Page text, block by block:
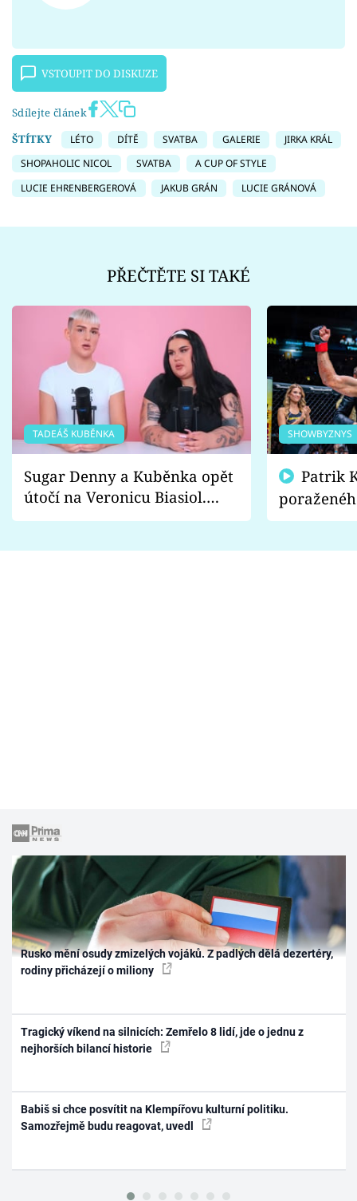
VSTOUPIT DO DISKUZE
Sdílejte článek
ŠTÍTKY
LÉTO DÍTĚ SVATBA GALERIE
JIRKA KRÁL
SHOPAHOLIC NICOL
SVATBA
A CUP OF STYLE
LUCIE EHRENBERGEROVÁ
JAKUB GRÁN LUCIE GRÁNOVÁ
PŘEČTĚTE SI TAKÉ
TADEÁŠ KUBĚNKA
Sugar Denny a Kuběnka opět
útočí na Veronicu Biasiol.
Proč je podle nich falešná a
SHOWBYZNYS
fanoušci
Rusko mění osudy zmizelých vojáků. Z padlých dělá dezertéry,
rodiny přicházejí o miliony
Tragický víkend na silnicích: Zemřelo 8 lidí, jde o jednu z
nejhorších bilancí historie
Babiš si chce posvítit na Klempířovu kulturní politiku.
Samozřejmě budu reagovat, uvedl